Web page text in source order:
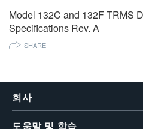
한국어
繁體中文
Model 132C and 132F TRMS
Specifications Rev. A
SHARE
회사
도움말 및 학습